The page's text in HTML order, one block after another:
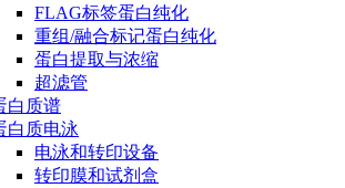
FLAG标签蛋白纯化
重组/融合标记蛋白纯化
蛋白提取与浓缩
超滤管
白质谱
白质电泳
电泳和转印设备
转印膜和试剂盒